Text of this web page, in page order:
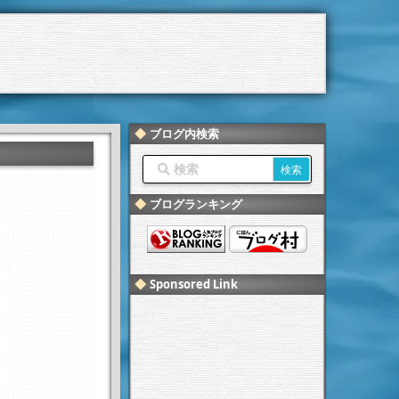
ブログ内検索
ブログランキング
Sponsored Link